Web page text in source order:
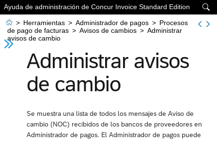

Ayuda de administración de Concur Invoice Standard Edition
 > Herramientas > Administrador de pagos > Procesos
de pago de facturas > Avisos de cambios > Administrar
avisos de cambio
Administrar avisos
de cambio
Se muestra una lista de todos los mensajes de Aviso de
cambio (NOC) recibidos de los bancos de proveedores en
Administrador de pagos. El Administrador de pagos puede